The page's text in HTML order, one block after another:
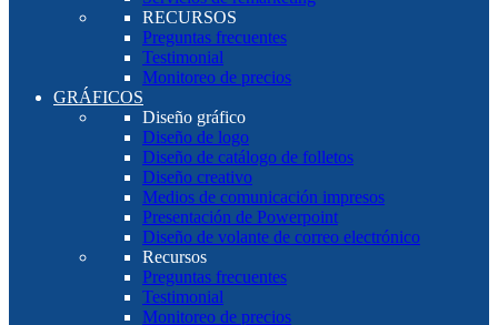
RECURSOS
Preguntas frecuentes
Testimonial
Monitoreo de precios
GRÁFICOS
Diseño gráfico
Diseño de logo
Diseño de catálogo de folletos
Diseño creativo
Medios de comunicación impresos
Presentación de Powerpoint
Diseño de volante de correo electrónico
Recursos
Preguntas frecuentes
Testimonial
Monitoreo de precios